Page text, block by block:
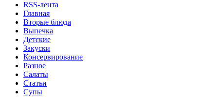
RSS-лента
Главная
Вторые блюда
Выпечка
Детские
Закуски
Консервирование
Разное
Салаты
Статьи
Супы